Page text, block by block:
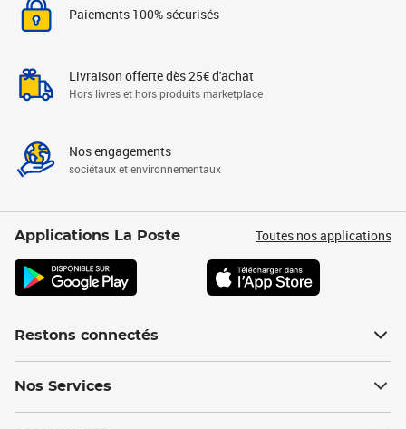
Paiements 100% sécurisés
Livraison offerte dès 25€ d'achat
Hors livres et hors produits marketplace
Nos engagements
sociétaux et environnementaux
Applications La Poste Toutes nos applications
Restons connectés
Nos Services